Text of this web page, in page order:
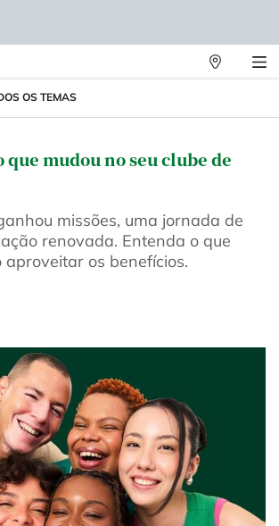
Lojas
OS TEMAS
mudou no seu clube de
missões, uma jornada de
renovada. Entenda o que
aproveitar os benefícios.